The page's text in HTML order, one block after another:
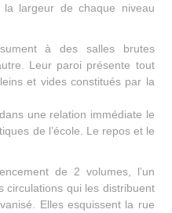
largeur de chaque niveau
à des salles brutes
Leur paroi présente tout
et vides constitués par la
une relation immédiate le
de l’école. Le repos et le
de 2 volumes, l’un
circulations qui les distribuent
Elles esquissent la rue